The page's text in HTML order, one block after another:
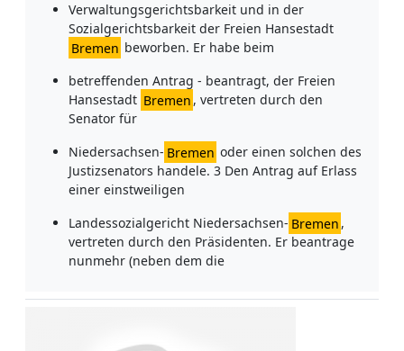
Verwaltungsgerichtsbarkeit und in der
Sozialgerichtsbarkeit der Freien Hansestadt
Bremen beworben. Er habe beim
betreffenden Antrag - beantragt, der Freien
Hansestadt Bremen , vertreten durch den
Senator für
Niedersachsen- Bremen oder einen solchen des
Justizsenators handele. 3 Den Antrag auf Erlass
einer einstweiligen
Landessozialgericht Niedersachsen- Bremen ,
vertreten durch den Präsidenten. Er beantrage
nunmehr (neben dem die